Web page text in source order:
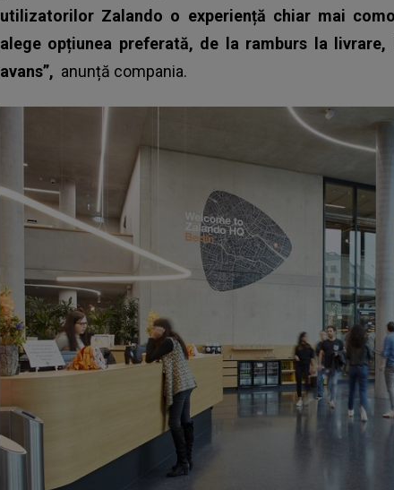
utilizatorilor Zalando o experiență chiar mai
alege opțiunea preferată, de la ramburs la
avans”, anunță compania.